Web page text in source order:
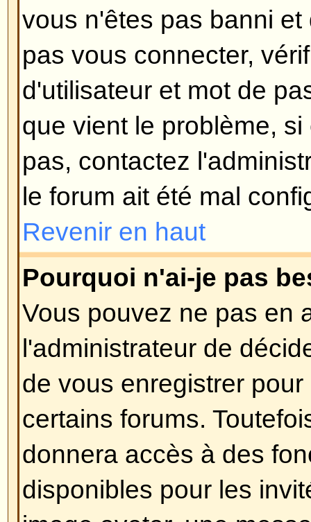
automatiquement à chaque visite
connectez, le forum vous
pour une période préétablie.
utilisation abusive de votre
d'autre. Pour rester connecté,
connectant, ceci n'est pas
accédez au forum en utilisant
: bibliothèque, cybercafé,
Revenir en haut
Comment puis-je éviter que
apparaisse dans la liste des
Dans votre profil, vous
présence en ligne, si vous
n'apparaîtrez qu'uniquement
administrateurs ou vous-même.
comme un utilisateur invisible.
J'ai perdu mon mot de passe !